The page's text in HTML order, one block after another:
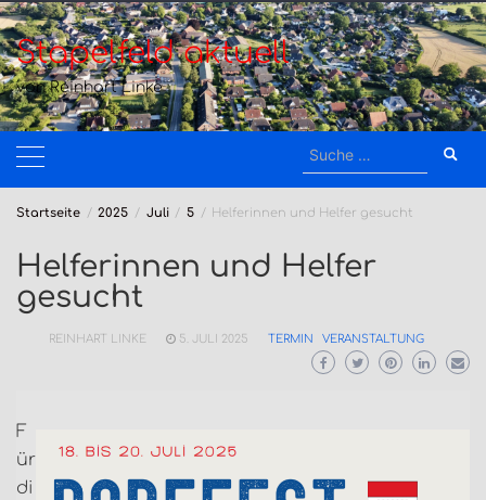
Zum
Inhalt
springen
Stapelfeld aktuell
von Reinhart Linke
Suche
nach:
Startseite 2025 Juli 5 Helferinnen und Helfer gesucht
Helferinnen und Helfer
gesucht
REINHART LINKE 5. JULI 2025 TERMIN VERANSTALTUNG
F
ür
di